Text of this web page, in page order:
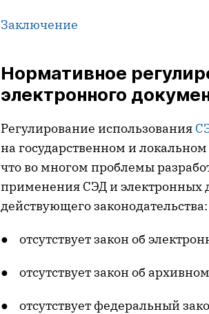
Заключение
Нормативное
электронного
Регулирование использования
на государственном и
что во многом проблемы
применения СЭД и электронных
действующего законодательства:
● отсутствует закон об
● отсутствует закон об
● отсутствует федеральный